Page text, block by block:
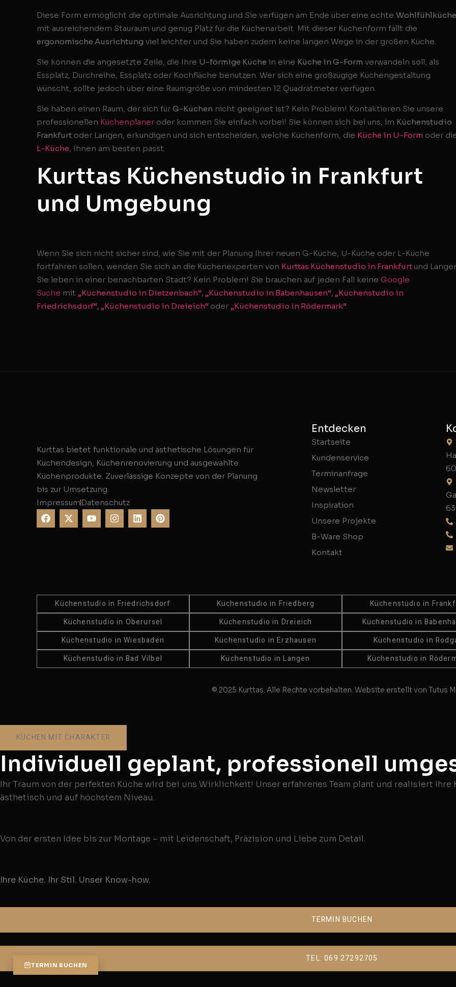
Diese Form ermöglicht die optimale Ausrichtung und Sie verfügen am Ende über eine echte Wohlfühlküche
mit ausreichendem Stauraum und genug Platz für die Küchenarbeit. Mit dieser Küchenform fällt die
ergonomische Ausrichtung viel leichter und Sie haben zudem keine langen Wege in der großen Küche.
Sie können die angesetzte Zeile, die Ihre U-förmige Küche in eine Küche in G-Form verwandeln soll, als
Essplatz, Durchreihe, Essplatz oder Kochfläche benutzen. Wer sich eine großzügige Küchengestaltung
wünscht, sollte jedoch über eine Raumgröße von mindesten 12 Quadratmeter verfügen.
Sie haben einen Raum, der sich für G-Küchen nicht geeignet ist? Kein Problem! Kontaktieren Sie unsere
professionellen Küchenplaner oder kommen Sie einfach vorbei! Sie können sich bei uns, im Küchenstudio
Frankfurt oder Langen, erkundigen und sich entscheiden, welche Küchenform, die Küche in U-Form oder
L-Küche, Ihnen am besten passt.
Kurttas Küchenstudio in Frankfurt
und Umgebung
Wenn Sie sich nicht sicher sind, wie Sie mit der Planung Ihrer neuen G-Küche, U-Küche oder L-Küche
fortfahren sollen, wenden Sie sich an die Küchenexperten von Kurttas Küchenstudio in Frankfurt und
Sie leben in einer benachbarten Stadt? Kein Problem! Sie brauchen auf jeden Fall keine Google
Suche mit „Küchenstudio in Dietzenbach“, „Küchenstudio in Babenhausen“, „Küchenstudio in
Friedrichsdorf“, „Küchenstudio in Dreieich“ oder „Küchenstudio in Rödermark“
Kurttas bietet funktionale und ästhetische Lösungen für
Küchendesign, Küchenrenovierung und ausgewählte
Küchenprodukte. Zuverlässige Konzepte von der Planung
bis zur Umsetzung.
Impressum Datenschutz
Entdecken
Startseite
Kundenservice
Terminanfrage
Newsletter
Inspiration
Unsere Projekte
B-Ware Shop
Kontakt
Küchenstudio in Friedrichsdorf
Küchenstudio in Oberursel
Küchenstudio in Wiesbaden
Küchenstudio in Bad Vilbel
Küchenstudio in Friedberg
Küchenstudio in Dreieich
Küchenstudio in Erzhausen
Küchenstudio in Langen
Küchenstudio in
Küchenstudio in
Küchenstudio in
Küchenstudio in
© 2025 Kurttas. Alle Rechte vorbehalten. Website erstellt von Tutus
KÜCHEN MIT CHARAKTER
Individuell geplant, professionell
Ihr Traum von der perfekten Küche wird bei uns Wirklichkeit! Unser erfahrenes Team plant und realisiert Ihre
ästhetisch und auf höchstem Niveau.
Von der ersten Idee bis zur Montage – mit Leidenschaft, Präzision und Liebe zum Detail.
Ihre Küche. Ihr Stil. Unser Know-how.
TERMİN BUCHEN
TEL: 069 27292705
TERMIN BUCHEN